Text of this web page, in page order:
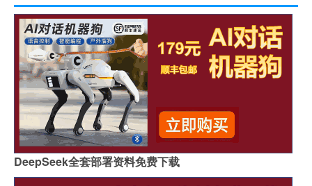
DeepSeek全套部署资料免费下载